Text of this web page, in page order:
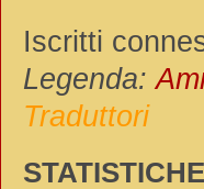
Iscritti
Legenda:
Traduttori
STATISTICHE